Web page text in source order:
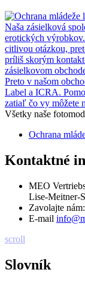
Naša zásielková
erotických
citlivou otázkou,
príliš skorým
zásielkovom
Preto v našom
Label a ICRA.
zatiaľ čo vy môžete
Všetky naše
Ochrana
Kontaktné
MEO
Lise-Meitner-
Zavolajte nám:
E-mail
scroll
Slovník